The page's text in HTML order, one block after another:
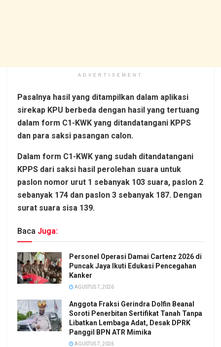
ADVERTISEMENT
Pasalnya hasil yang ditampilkan dalam aplikasi
sirekap KPU berbeda dengan hasil yang tertuang
dalam form C1-KWK yang ditandatangani KPPS
dan para saksi pasangan calon.
Dalam form C1-KWK yang sudah ditandatangani
KPPS dari saksi hasil perolehan suara untuk
paslon nomor urut 1 sebanyak 103 suara, paslon 2
sebanyak 174 dan paslon 3 sebanyak 187. Dengan
surat suara sisa 139.
Baca Juga:
Personel Operasi Damai Cartenz 2026 di
Puncak Jaya Ikuti Edukasi Pencegahan
Kanker
AGUSTUS 7, 2026
Anggota Fraksi Gerindra Dolfin Beanal
Soroti Penerbitan Sertifikat Tanah Tanpa
Libatkan Lembaga Adat, Desak DPRK
Panggil BPN ATR Mimika
AGUSTUS 7, 2026